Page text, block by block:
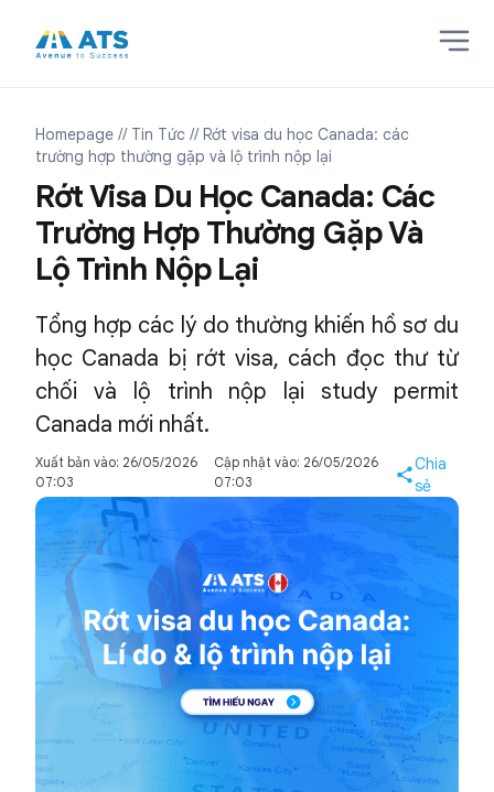
Homepage // Tin Tức // Rớt visa du học Canada: các
trường hợp thường gặp và lộ trình nộp lại
Rớt Visa Du Học Canada: Các
Trường Hợp Thường Gặp Và
Lộ Trình Nộp Lại
Tổng hợp các lý do thường khiến hồ sơ du
học Canada bị rớt visa, cách đọc thư từ
chối và lộ trình nộp lại study permit
Canada mới nhất.
Xuất bản vào: 26/05/2026
07:03
Cập nhật vào: 26/05/2026
07:03
Chia
sẻ